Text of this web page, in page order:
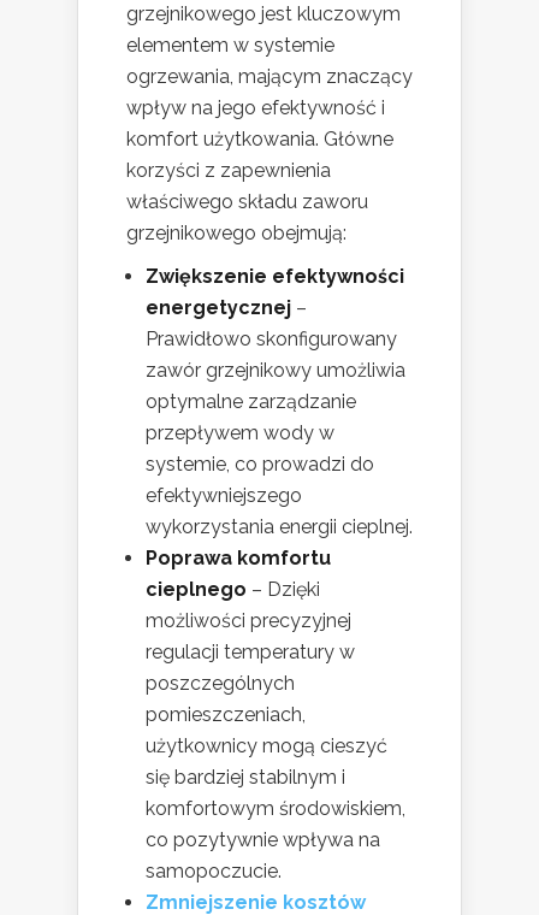
grzejnikowego jest kluczowym
elementem w systemie
ogrzewania, mającym znaczący
wpływ na jego efektywność i
komfort użytkowania. Główne
korzyści z zapewnienia
właściwego składu zaworu
grzejnikowego obejmują:
Zwiększenie efektywności
energetycznej –
Prawidłowo skonfigurowany
zawór grzejnikowy umożliwia
optymalne zarządzanie
przepływem wody w
systemie, co prowadzi do
efektywniejszego
wykorzystania energii cieplnej.
Poprawa komfortu
cieplnego – Dzięki
możliwości precyzyjnej
regulacji temperatury w
poszczególnych
pomieszczeniach,
użytkownicy mogą cieszyć
się bardziej stabilnym i
komfortowym środowiskiem,
co pozytywnie wpływa na
samopoczucie.
Zmniejszenie kosztów